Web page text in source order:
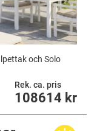
och Solo
Rek. ca. pris
108614 kr